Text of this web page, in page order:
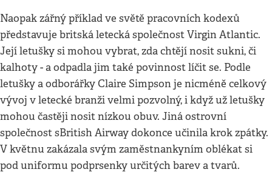
Naopak zářný příklad ve světě pracovních kodexů
představuje britská letecká společnost Virgin Atlantic.
Její letušky si mohou vybrat, zda chtějí nosit sukni, či
kalhoty - a odpadla jim také povinnost líčit se. Podle
letušky a odborářky Claire Simpson je nicméně celkový
vývoj v letecké branži velmi pozvolný, i když už letušky
mohou častěji nosit nízkou obuv. Jiná ostrovní
společnost sBritish Airway dokonce učinila krok zpátky.
V květnu zakázala svým zaměstnankyním oblékat si
pod uniformu podprsenky určitých barev a tvarů.